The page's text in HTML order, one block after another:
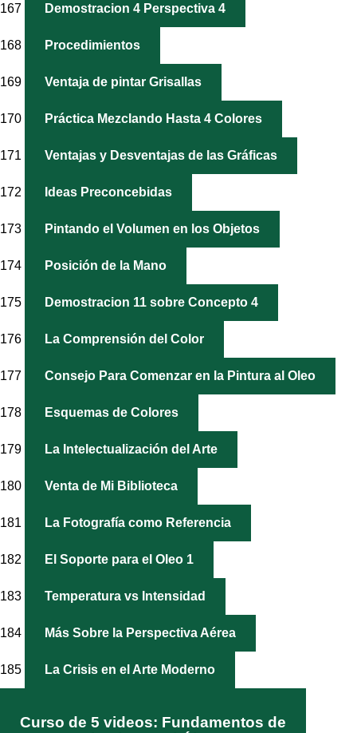
167 Demostracion 4 Perspectiva 4
168 Procedimientos
169 Ventaja de pintar Grisallas
170 Práctica Mezclando Hasta 4 Colores
171 Ventajas y Desventajas de las Gráficas
172 Ideas Preconcebidas
173 Pintando el Volumen en los Objetos
174 Posición de la Mano
175 Demostracion 11 sobre Concepto 4
176 La Comprensión del Color
177 Consejo Para Comenzar en la Pintura al Oleo
178 Esquemas de Colores
179 La Intelectualización del Arte
180 Venta de Mi Biblioteca
181 La Fotografía como Referencia
182 El Soporte para el Oleo 1
183 Temperatura vs Intensidad
184 Más Sobre la Perspectiva Aérea
185 La Crisis en el Arte Moderno
Curso de 5 videos: Fundamentos de